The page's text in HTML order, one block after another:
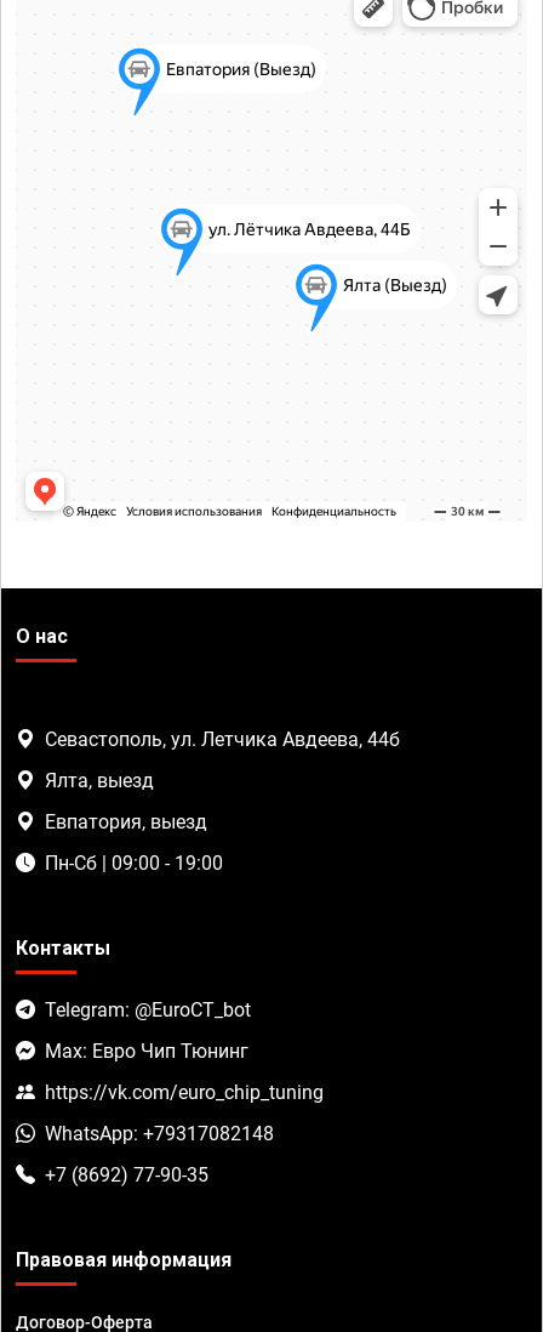
О нас
Севастополь, ул. Летчика Авдеева, 44б
Ялта, выезд
Евпатория, выезд
Пн-Сб | 09:00 - 19:00
Контакты
Telegram: @EuroCT_bot
Max: Евро Чип Тюнинг
https://vk.com/euro_chip_tuning
WhatsApp: +79317082148
+7 (8692) 77-90-35
Правовая информация
Договор-Оферта